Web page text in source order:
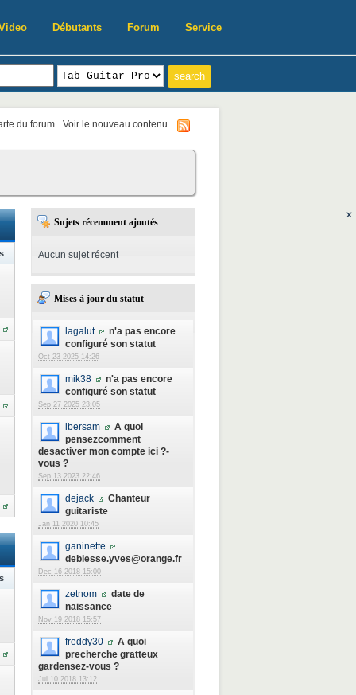
Débutants Forum Service
du forum Voir le nouveau contenu
Sujets récemment ajoutés
Aucun sujet récent
Mises à jour du statut
lagalut
n'a pas encore
configuré son statut
Oct 23 2025 14:26
mik38
n'a pas encore
configuré son statut
Sep 27 2025 23:05
ibersam
A quoi
pensezcomment
desactiver mon compte ici ?-
vous ?
Sep 13 2023 22:46
dejack
Chanteur
guitariste
Jan 11 2020 10:45
ganinette
debiesse.yves@orange.fr
Dec 16 2018 15:00
zetnom
date de
naissance
Nov 19 2018 15:57
freddy30
A quoi
precherche gratteux
gardensez-vous ?
Jul 10 2018 13:12